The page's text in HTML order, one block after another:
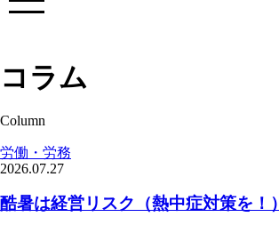
コラム
Column
労働・労務
2026.07.27
酷暑は経営リスク（熱中症対策を！）